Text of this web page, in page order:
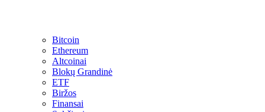
Bitcoin
Ethereum
Altcoinai
Blokų Grandinė
ETF
Biržos
Finansai